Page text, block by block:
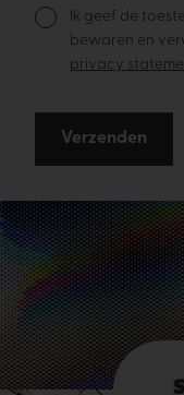
Ik geef de
bewaren en
privacy
Verzenden